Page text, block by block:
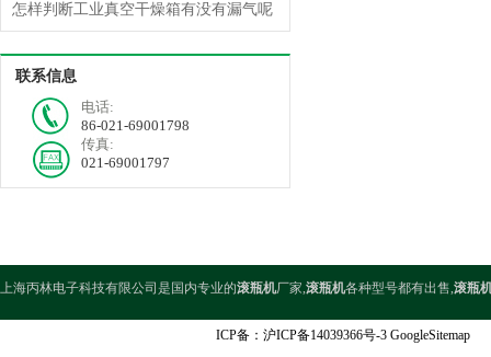
怎样判断工业真空干燥箱有没有漏气呢
联系信息
电话:
86-021-69001798
传真:
021-69001797
上海丙林电子科技有限公司是国内专业的滚瓶机厂家,滚瓶机各种型号都有出售,滚瓶
ICP备： 沪ICP备14039366号-3 GoogleSitemap